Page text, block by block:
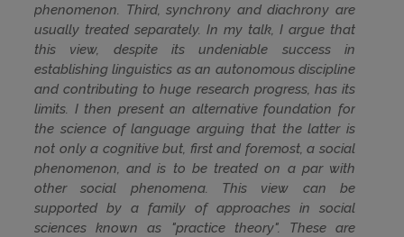
phenomenon. Third, synchrony and diachrony are
usually treated separately. In my talk, I argue that
this view, despite its undeniable success in
establishing linguistics as an autonomous discipline
and contributing to huge research progress, has its
limits. I then present an alternative foundation for
the science of language arguing that the latter is
not only a cognitive but, first and foremost, a social
phenomenon, and is to be treated on a par with
other social phenomena. This view can be
supported by a family of approaches in social
sciences known as "practice theory". These are